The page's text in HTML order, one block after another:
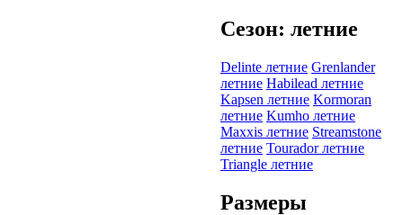
Сезон: летние
Delinte летние Grenlander
летние Habilead летние
Kapsen летние Kormoran
летние Kumho летние
Maxxis летние Streamstone
летние Tourador летние
Triangle летние
Размеры